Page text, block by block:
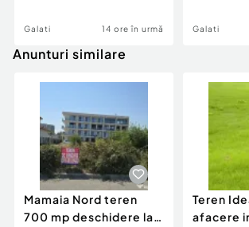
Galati 14 ore în urmă Galati
Anunturi similare
Mamaia Nord teren
700 mp deschidere la
Teren
afacere